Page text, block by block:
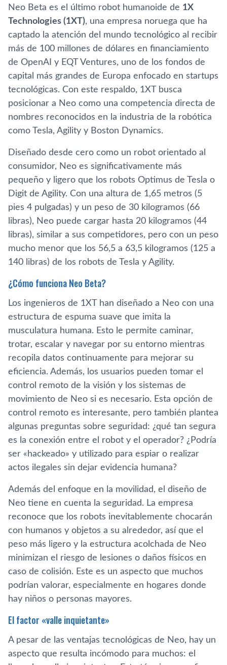
Neo Beta es el último robot humanoide de 1X
Technologies (1XT), una empresa noruega que ha
captado la atención del mundo tecnológico al recibir
más de 100 millones de dólares en financiamiento
de OpenAI y EQT Ventures, uno de los fondos de
capital más grandes de Europa enfocado en startups
tecnológicas. Con este respaldo, 1XT busca
posicionar a Neo como una competencia directa de
nombres reconocidos en la industria de la robótica
como Tesla, Agility y Boston Dynamics.
Diseñado desde cero como un robot orientado al
consumidor, Neo es significativamente más
pequeño y ligero que los robots Optimus de Tesla o
Digit de Agility. Con una altura de 1,65 metros (5
pies 4 pulgadas) y un peso de 30 kilogramos (66
libras), Neo puede cargar hasta 20 kilogramos (44
libras), similar a sus competidores, pero con un peso
mucho menor que los 56,5 a 63,5 kilogramos (125 a
140 libras) de los robots de Tesla y Agility.
¿Cómo funciona Neo Beta?
Los ingenieros de 1XT han diseñado a Neo con una
estructura de espuma suave que imita la
musculatura humana. Esto le permite caminar,
trotar, escalar y navegar por su entorno mientras
recopila datos continuamente para mejorar su
eficiencia. Además, los usuarios pueden tomar el
control remoto de la visión y los sistemas de
movimiento de Neo si es necesario. Esta opción de
control remoto es interesante, pero también plantea
algunas preguntas sobre seguridad: ¿qué tan segura
es la conexión entre el robot y el operador? ¿Podría
ser «hackeado» y utilizado para espiar o realizar
actos ilegales sin dejar evidencia humana?
Además del enfoque en la movilidad, el diseño de
Neo tiene en cuenta la seguridad. La empresa
reconoce que los robots inevitablemente chocarán
con humanos y objetos a su alrededor, así que el
peso más ligero y la estructura acolchada de Neo
minimizan el riesgo de lesiones o daños físicos en
caso de colisión. Este es un aspecto que muchos
podrían valorar, especialmente en hogares donde
hay niños o personas mayores.
El factor «valle inquietante»
A pesar de las ventajas tecnológicas de Neo, hay un
aspecto que resulta incómodo para muchos: el